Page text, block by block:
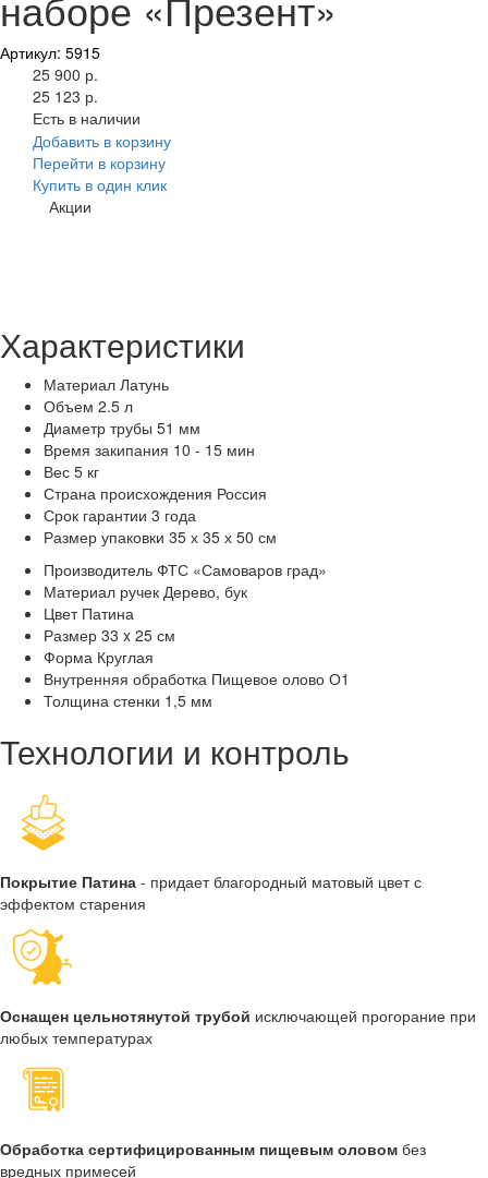
Артикул: 5915
25 900 р.
25 123 р.
Есть в наличии
Добавить в корзину
Перейти в корзину
Купить в один клик
Акции
Характеристики
Материал Латунь
Объем 2.5 л
Диаметр трубы 51 мм
Время закипания 10 - 15 мин
Вес 5 кг
Страна происхождения Россия
Срок гарантии 3 года
Размер упаковки 35 х 35 х 50 см
Производитель ФТС «Самоваров град»
Материал ручек Дерево, бук
Цвет Патина
Размер 33 x 25 см
Форма Круглая
Внутренняя обработка Пищевое олово О1
Толщина стенки 1,5 мм
Технологии и контроль
Покрытие Патина - придает благородный матовый цвет с
эффектом старения
Оснащен цельнотянутой трубой исключающей прогорание при
любых температурах
Обработка сертифицированным пищевым оловом без
вредных примесей